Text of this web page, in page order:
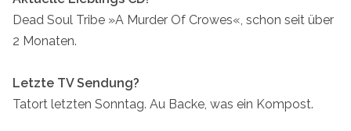
Dead Soul Tribe »A Murder Of Crowes«, schon seit über
2 Monaten.
Letzte TV Sendung?
Tatort letzten Sonntag. Au Backe, was ein Kompost.